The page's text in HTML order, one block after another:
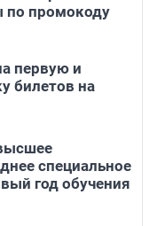
по промокоду
первую и
билетов на
специальное
год обучения